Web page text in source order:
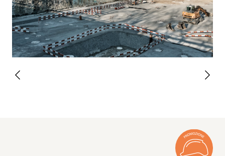
strutturale recuperato l’estate scorsa nello
stesso luogo durante la demolizione degli
edifici dell’ex autorimessa. Oltre a rimanere nel
ciclo, il materiale di demolizione resta persino
in loco, dove andrà a costituire la base per le
fondazioni del nuovo edificio D da costruire.
L’ingegnere ambientale ha elaborato il piano di
possibilmente tutti i materiali, in particolare i